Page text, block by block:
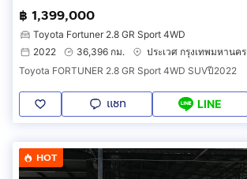
฿ 1,399,000
Toyota Fortuner 2.8 GR Sport 4WD
2022
36,396 กม.
ประเวศ กรุงเทพมหานคร
Toyota FORTUNER 2.8 GR Sport 4WD SUVปี2022
แชท LINE
HOT